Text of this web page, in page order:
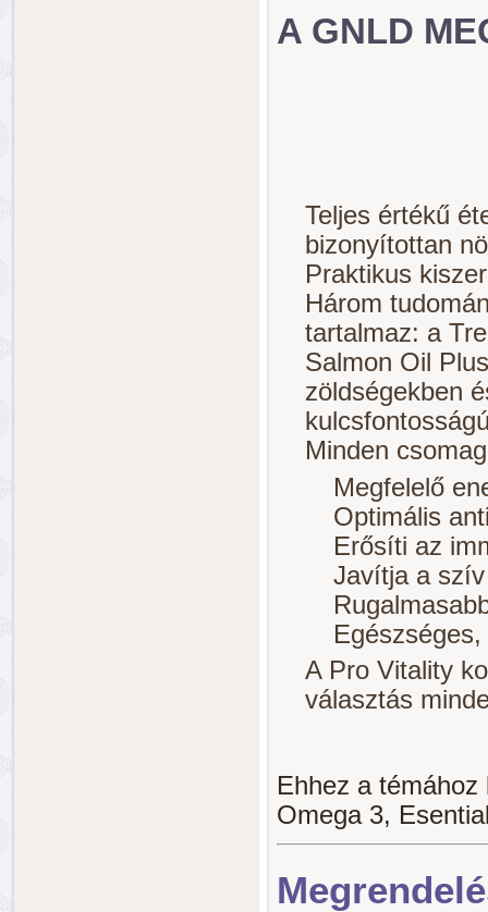
A GNLD
Teljes értékű
bizonyítottan
Praktikus
Három
tartalmaz: a
Salmon Oil
zöldségekben
Minden
Megfelelő
Optimális
Erősíti az
Javítja a
A Pro Vitality
választás
Ehhez a
Omega 3,